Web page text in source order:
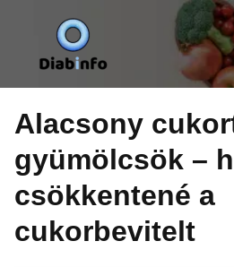
Tovább
tartalomra
Diabinfo.hu – Információk
Alacsony
gyümölcsök –
csökkentené a
cukorbevitelt